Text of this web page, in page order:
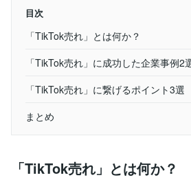
目次
「TikTok売れ」とは何か？
「TikTok売れ」に成功した企業事例2
「TikTok売れ」に繋げるポイント3選
まとめ
「TikTok売れ」とは何か？